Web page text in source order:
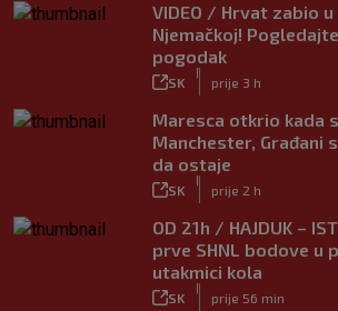
VIDEO / Hrvat zabio u
Njemačkoj!
pogodak
SK prije 3 h
Maresca otkrio kada
Manchester, Građani
da ostaje
SK prije 2 h
OD 21h / HAJDUK –
prve SHNL bodove u
utakmici kola
SK prije 56 min